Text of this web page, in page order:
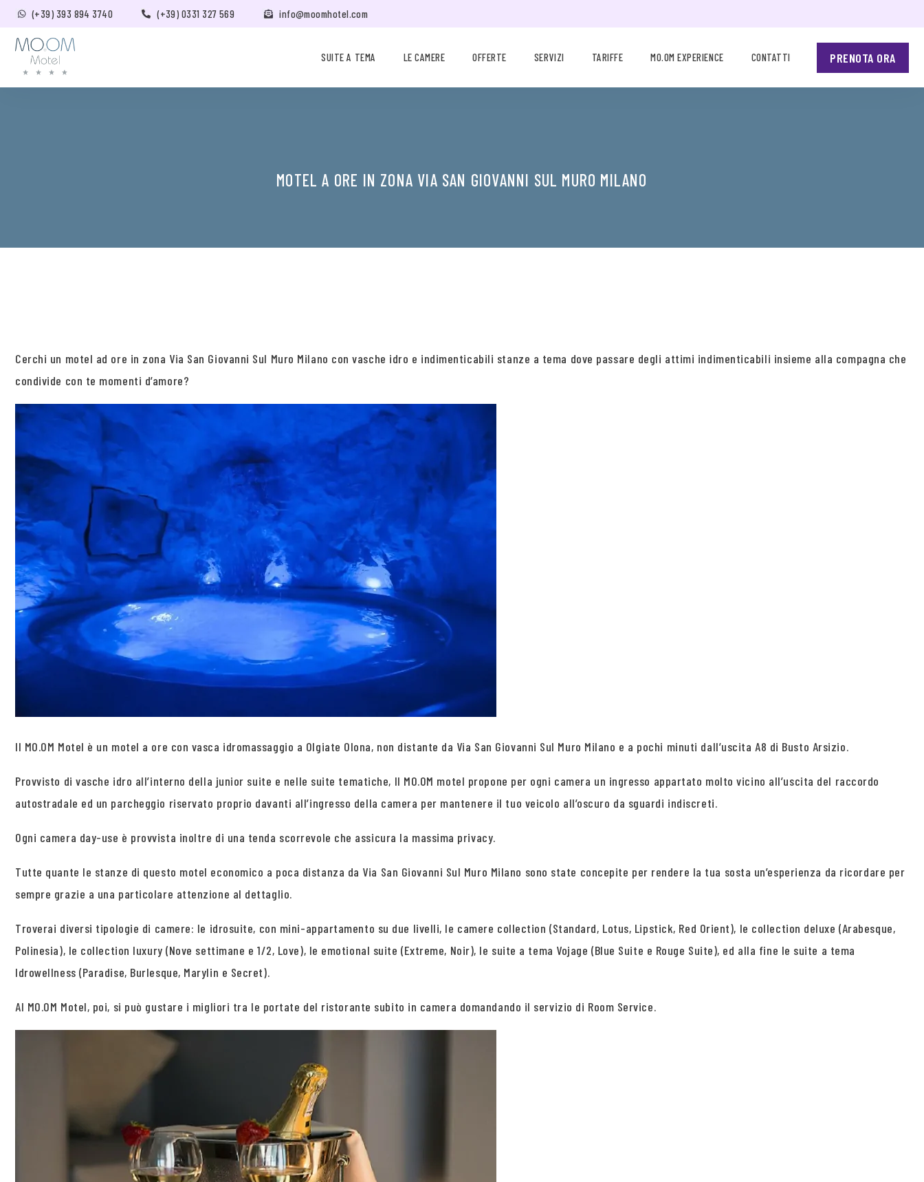
(+39) 393 894 3740 (+39) 0331 327 569 info@moomhotel.com
SUITE A TEMA LE CAMERE OFFERTE SERVIZI TARIFFE MO.OM EXPERIENCE CONTATTI PRENOTA ORA
MOTEL A ORE IN ZONA VIA SAN GIOVANNI SUL MURO MILANO
Cerchi un motel ad ore in zona Via San Giovanni Sul Muro Milano con vasche idro e indimenticabili stanze a tema dove passare degli attimi indimenticabili insieme alla compagna che
condivide con te momenti d’amore?
Il MO.OM Motel è un motel a ore con vasca idromassaggio a Olgiate Olona, non distante da Via San Giovanni Sul Muro Milano e a pochi minuti dall’uscita A8 di Busto Arsizio.
Provvisto di vasche idro all’interno della junior suite e nelle suite tematiche, Il MO.OM motel propone per ogni camera un ingresso appartato molto vicino all’uscita del raccordo
autostradale ed un parcheggio riservato proprio davanti all’ingresso della camera per mantenere il tuo veicolo all’oscuro da sguardi indiscreti.
Ogni camera day-use è provvista inoltre di una tenda scorrevole che assicura la massima privacy.
Tutte quante le stanze di questo motel economico a poca distanza da Via San Giovanni Sul Muro Milano sono state concepite per rendere la tua sosta un’esperienza da ricordare per
sempre grazie a una particolare attenzione al dettaglio.
Troverai diversi tipologie di camere: le idrosuite, con mini-appartamento su due livelli, le camere collection (Standard, Lotus, Lipstick, Red Orient), le collection deluxe (Arabesque,
Polinesia), le collection luxury (Nove settimane e 1/2, Love), le emotional suite (Extreme, Noir), le suite a tema Vojage (Blue Suite e Rouge Suite), ed alla fine le suite a tema
Idrowellness (Paradise, Burlesque, Marylin e Secret).
Al MO.OM Motel, poi, si può gustare i migliori tra le portate del ristorante subito in camera domandando il servizio di Room Service.